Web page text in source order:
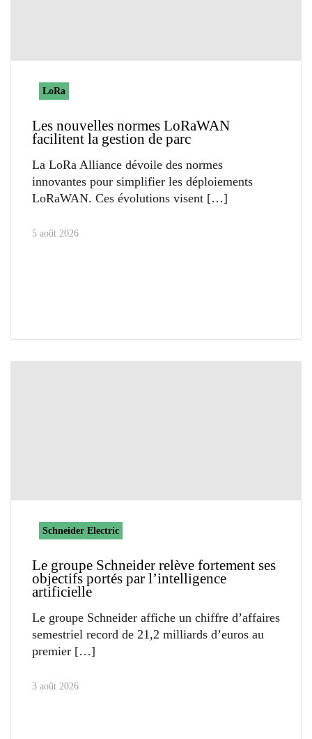
LoRa
Les nouvelles normes LoRaWAN
facilitent la gestion de parc
La LoRa Alliance dévoile des normes
innovantes pour simplifier les déploiements
LoRaWAN. Ces évolutions visent
5 août 2026
Schneider Electric
Le groupe Schneider relève fortement ses
objectifs portés par l’intelligence
artificielle
Le groupe Schneider affiche un chiffre d’affaires
semestriel record de 21,2 milliards d’euros au
premier
3 août 2026